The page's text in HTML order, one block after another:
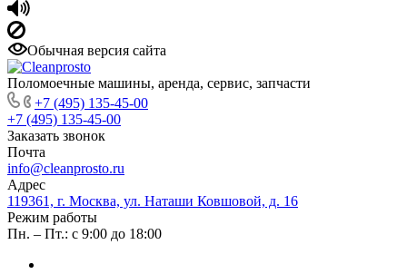
Обычная версия сайта
Поломоечные машины, аренда, сервис, запчасти
+7 (495) 135-45-00
+7 (495) 135-45-00
Заказать звонок
Почта
info@cleanprosto.ru
Адрес
119361, г. Москва, ул. Наташи Ковшовой, д. 16
Режим работы
Пн. – Пт.: с 9:00 до 18:00